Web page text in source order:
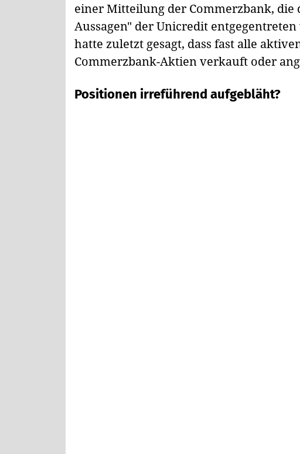
einer Mitteilung der Commerzbank,
Aussagen" der Unicredit
hatte zuletzt gesagt, dass fast alle
Commerzbank-Aktien verkauft oder
Positionen irreführend aufgebläht?